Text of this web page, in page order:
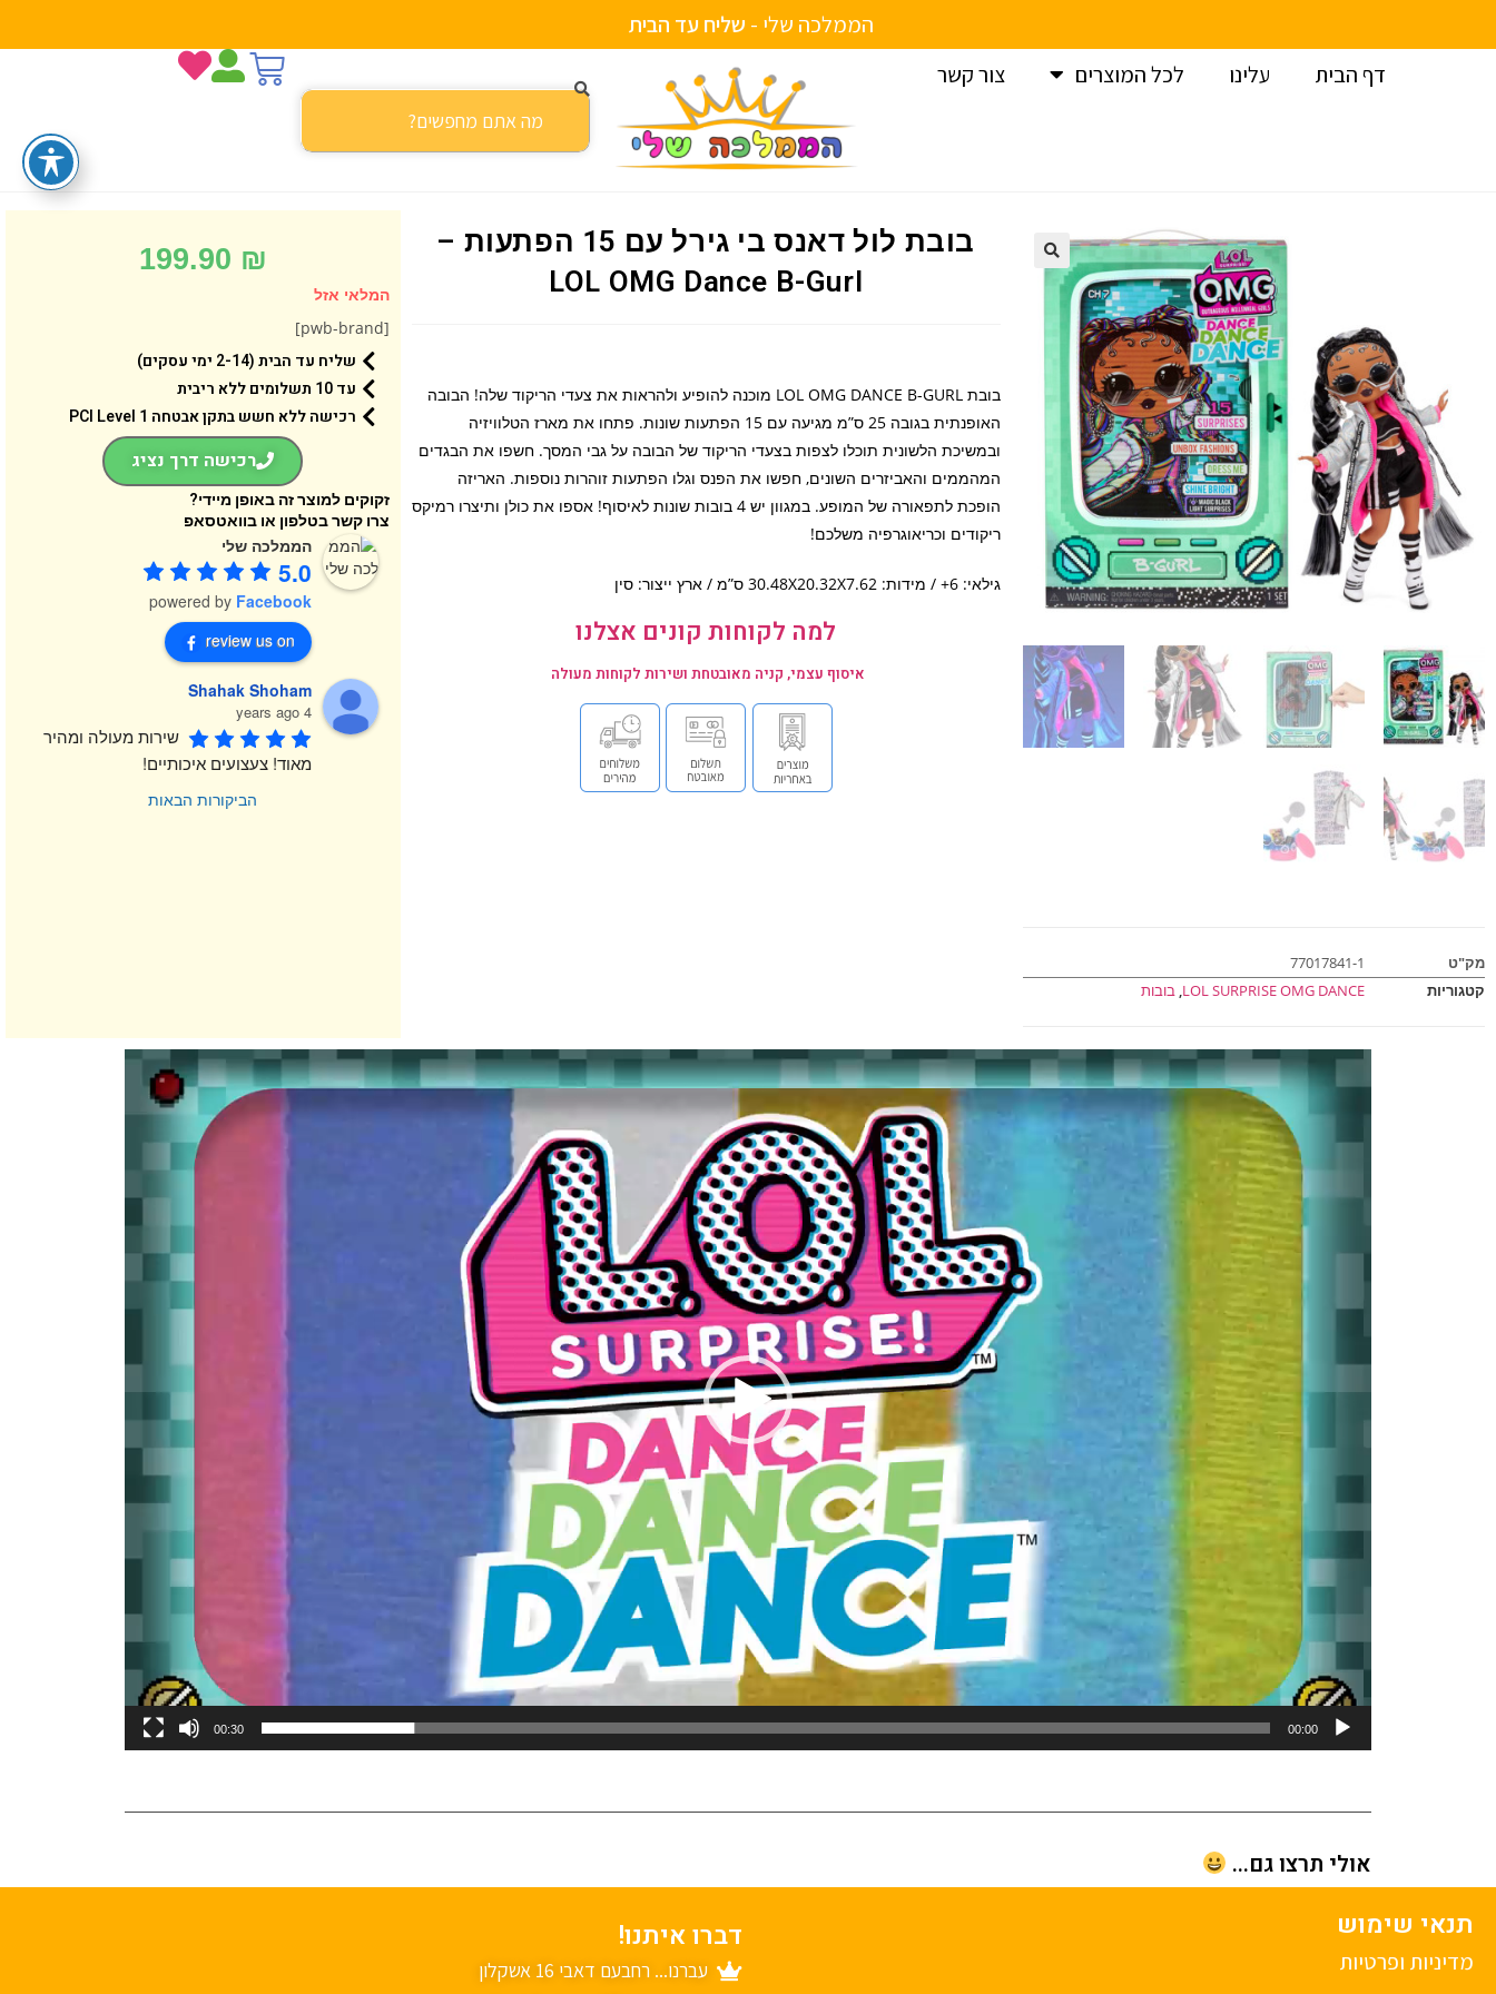
הממלכה שלי -ש ע ד הבית מבצעיםשוו י
דף הבית עלינו לכל המוצרים צור קשר
מק"ט
77017841-1
קטגוריות
LOL SURPRISE OMG DANCE
, בובות
בובת לול דאנס בי גירל עם 15 הפתעות –
LOL OMG Dance B-Gurl
בובת LOL OMG DANCE B-GURL מוכנה להופיע ולהראות את צעדי הריקוד שלה! הבובה
האופנתית בגובה 25 ס”מ מגיעה עם 15 הפתעות שונות. פתחו את מארז הטלוויזיה
ובמשיכת הלשונית תוכלו לצפות בצעדי הריקוד של הבובה על גבי המסך. חשפו את הבגדים
המהממים והאביזרים השונים, חפשו את הפנס וגלו הפתעות זוהרות נוספות. האריזה
הופכת לתפאורה של המופע. במגוון יש 4 בובות שונות לאיסוף! אספו את כולן ותיצרו רמיקס
ריקודים וכריאוגרפיה משלכם!
גילאי: 6+ / מידות: 30.48X20.32X7.62 ס”מ / ארץ ייצור: סין
למה לקוחות קונים אצלנו
איסוף עצמי, קניה מאובטחת ושירות לקוחות מעולה
199.90 ₪
המלאי אזל
[pwb-brand]
שליח עד הבית (2-14 ימי עסקים)
עד 10 תשלומים ללא ריבית
רכישה ללא חשש בתקן אבטחה 1 PCI Level
רכישה דרך נציג
זקוקים למוצר זה באופן מיידי?
צרו קשר בטלפון או בוואטסאפ
הממלכה שלי
5.0
powered by Facebook
review us on
Shahak Shoham
4 years ago
מאוד! צעצועים איכותיים!
הביקורות הבאות
נגן
וידאו
00:00
00:30
אולי תרצו גם...
תנאי שימוש
מדיניות ופרטיות
דברו איתנו!
עברנו... רחבעם דאבי 16 אשקלון